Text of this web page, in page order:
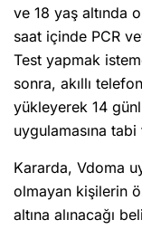
ve 18 yaş altında
saat içinde PCR
Test yapmak
sonra, akıllı
yükleyerek 14
uygulamasına
Kararda, Vdoma
olmayan kişilerin
altına alınacağı